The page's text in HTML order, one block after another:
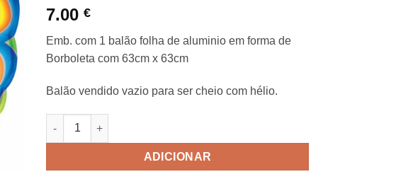
7.00€
Emb. com 1 balão folha de aluminio em forma de
Borboleta com 63cm x 63cm
Balão vendido vazio para ser cheio com hélio.
Quantidade de Balão SuperShape Borboleta
ADICIONAR